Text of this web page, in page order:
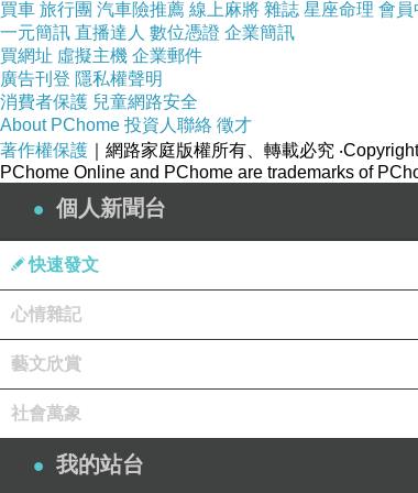
▲可以選擇2000要進戶頭還是進悠遊卡，
2020.8月 補充
我去7-11櫃台說：「我要靠卡領取悠遊
號的記名悠遊卡。
買車 旅行團 汽車險推薦 線上麻將 雜誌 星座命理 會員
一元簡訊 直播達人 數位憑證 企業簡訊
買網址 虛擬主機 企業郵件
廣告刊登 隱私權聲明
消費者保護 兒童網路安全
About PChome 投資人聯絡 徵才
著作權保護 ｜網路家庭版權所有、轉載必究
PChome Online and PChome are trademarks of
個人新聞台
快速發文
心情雜記
藝文欣賞
社會萬象
我的站台